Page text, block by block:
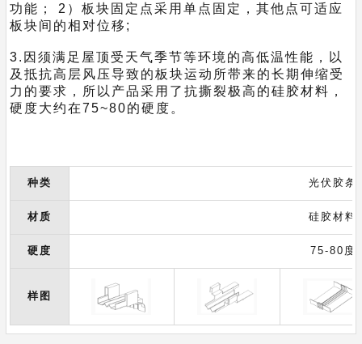
功能； 2）板块固定点采用单点固定，其他点可适应
板块间的相对位移;
3.因须满足屋顶受天气季节等环境的高低温性能，以
及抵抗高层风压导致的板块运动所带来的长期伸缩受
力的要求，所以产品采用了抗撕裂极高的硅胶材料，
硬度大约在75~80的硬度。
种类 光伏胶条
材质 硅胶材料
硬度 75-80度
样图